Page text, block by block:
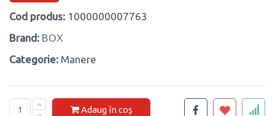
Cod produs: 1000000007763
Brand: BOX
Categorie: Manere
Adaug în coș